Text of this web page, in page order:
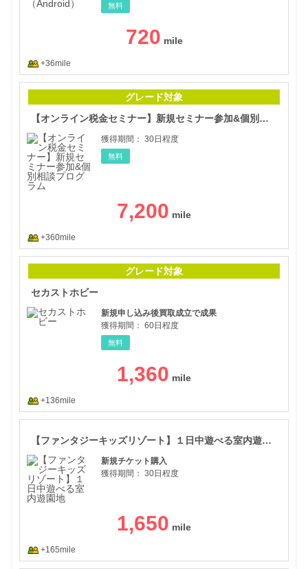
無料
720
+36mile
グレード対象
【オンライン税金セミナー】新規セミナー参加&個別相談プログラム
獲得期間： 30日程度
無料
7,200
+360mile
グレード対象
セカストホビー
新規申し込み後買取成立で成果
獲得期間： 60日程度
無料
1,360
+136mile
【ファンタジーキッズリゾート】１日中遊べる室内遊園地
新規チケット購入
獲得期間： 30日程度
1,650
+165mile